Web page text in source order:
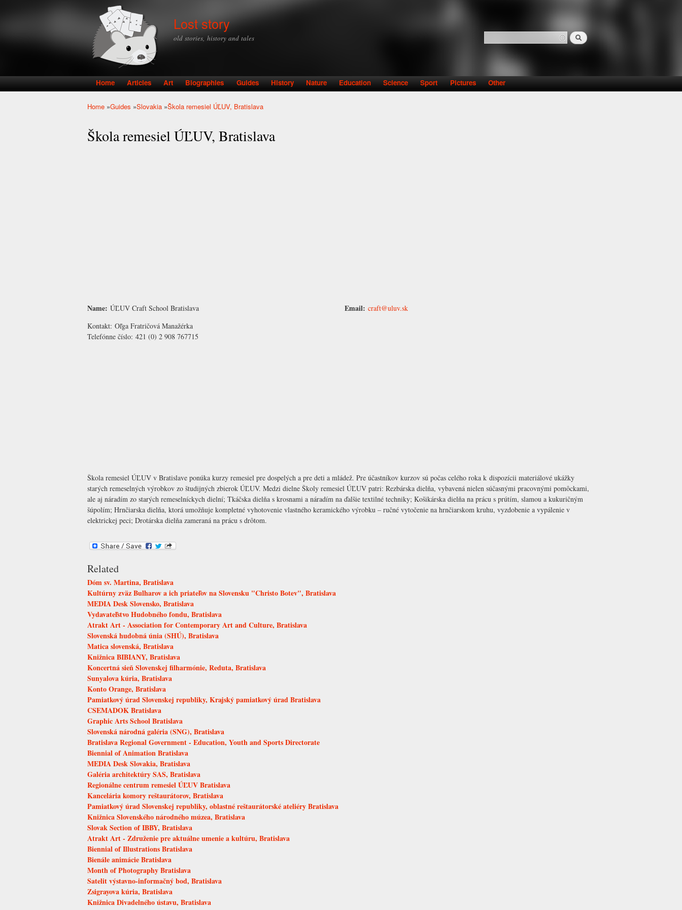
Lost story
old stories, history and tales Search form
Search
Main menu
Home Articles Art Biographies Guides History Nature Education Science Sport Pictures Other
Home »Guides »Slovakia »Škola remesiel ÚĽUV, Bratislava
Škola remesiel ÚĽUV, Bratislava
Name: ÚĽUV Craft School Bratislava
Kontakt: Oľga Fratričová Manažérka
Telefónne číslo: 421 (0) 2 908 767715
Email: craft@uluv.sk
Škola remesiel ÚĽUV v Bratislave ponúka kurzy remesiel pre dospelých a pre deti a mládež. Pre účastníkov kurzov sú počas celého roka k dispozícii materiálové ukážky
starých remeselných výrobkov zo študijných zbierok ÚĽUV. Medzi dielne Školy remesiel ÚĽUV patri: Rezbárska dielňa, vybavená nielen súčasnými pracovnými pomôckami,
ale aj náradím zo starých remeselníckych dielní; Tkáčska dielňa s krosnami a náradím na ďalšie textilné techniky; Košikárska dielňa na prácu s prútím, slamou a kukuričným
šúpolím; Hrnčiarska dielňa, ktorá umožňuje kompletné vyhotovenie vlastného keramického výrobku – ručné vytočenie na hrnčiarskom kruhu, vyzdobenie a vypálenie v
elektrickej peci; Drotárska dielňa zameraná na prácu s drôtom.
Related
Dóm sv. Martina, Bratislava
Kultúrny zväz Bulharov a ich priateľov na Slovensku "Christo Botev", Bratislava
MEDIA Desk Slovensko, Bratislava
Vydavateľstvo Hudobného fondu, Bratislava
Atrakt Art - Association for Contemporary Art and Culture, Bratislava
Slovenská hudobná únia (SHÚ), Bratislava
Matica slovenská, Bratislava
Knižnica BIBIANY, Bratislava
Koncertná sieň Slovenskej filharmónie, Reduta, Bratislava
Sunyalova kúria, Bratislava
Konto Orange, Bratislava
Pamiatkový úrad Slovenskej republiky, Krajský pamiatkový úrad Bratislava
CSEMADOK Bratislava
Graphic Arts School Bratislava
Slovenská národná galéria (SNG), Bratislava
Bratislava Regional Government - Education, Youth and Sports Directorate
Biennial of Animation Bratislava
MEDIA Desk Slovakia, Bratislava
Galéria architektúry SAS, Bratislava
Regionálne centrum remesiel ÚĽUV Bratislava
Kancelária komory reštaurátorov, Bratislava
Pamiatkový úrad Slovenskej republiky, oblastné reštaurátorské ateliéry Bratislava
Knižnica Slovenského národného múzea, Bratislava
Slovak Section of IBBY, Bratislava
Atrakt Art - Združenie pre aktuálne umenie a kultúru, Bratislava
Biennial of Illustrations Bratislava
Bienále animácie Bratislava
Month of Photography Bratislava
Satelit výstavno-informačný bod, Bratislava
Zsigrayova kúria, Bratislava
Knižnica Divadelného ústavu, Bratislava